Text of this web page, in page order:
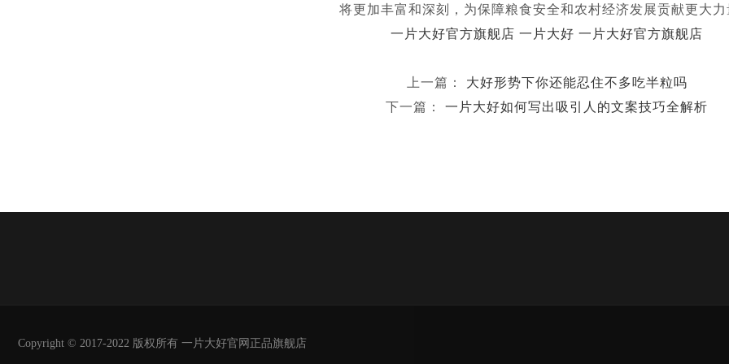
将更加丰富和深刻，为保障粮食安全和农村经济发展贡献更大
一片大好官方旗舰店 一片大好 一片大好官方旗舰店
上一篇： 大好形势下你还能忍住不多吃半粒吗
下一篇： 一片大好如何写出吸引人的文案技巧全解析
Copyright © 2017-2022 版权所有 一片大好官网正品旗舰店